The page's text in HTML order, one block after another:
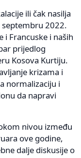
ili čak nasilja
septembru 2022.
i Francuske i naših
prijedlog
Kosova Kurtiju.
krizama i
normalizaciju i
da napravi
nivou između
ove godine,
dalje diskusije o